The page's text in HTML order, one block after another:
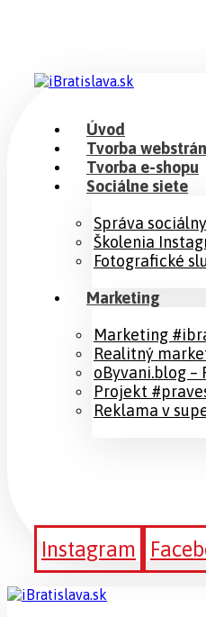
Úvod
Tvorba
Tvorba e-shopu
Sociálne siete
Správa
Školenia
Fotografické
Marketing
Marketing
Realitný
oByvani.blog –
Projekt
Reklama v
Instagram